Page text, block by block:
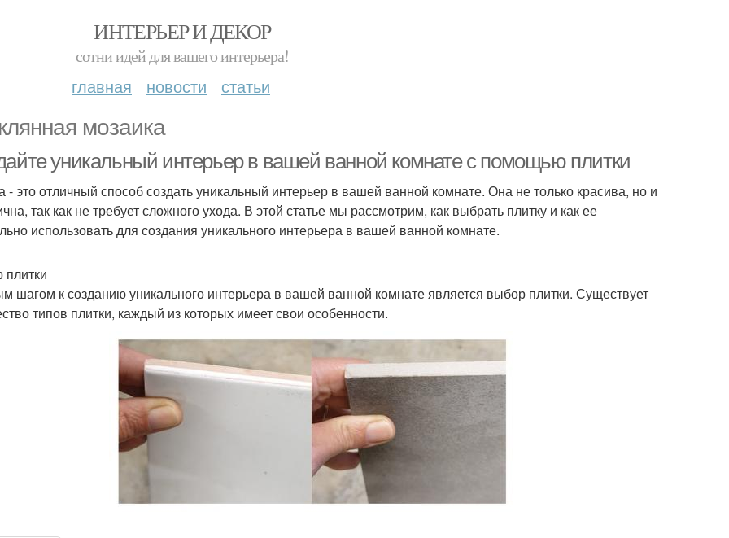
ИНТЕРЬЕР И ДЕКОР
сотни идей для вашего интерьера!
главная новости статьи
мозаика
уникальный интерьер в вашей ванной комнате с помощью плитки
- это отличный способ создать уникальный интерьер в вашей ванной комнате. Она не только красива, но и
так как не требует сложного ухода. В этой статье мы рассмотрим, как выбрать плитку и как ее
использовать для создания уникального интерьера в вашей ванной комнате.
шагом к созданию уникального интерьера в вашей ванной комнате является выбор плитки. Существует
типов плитки, каждый из которых имеет свои особенности.